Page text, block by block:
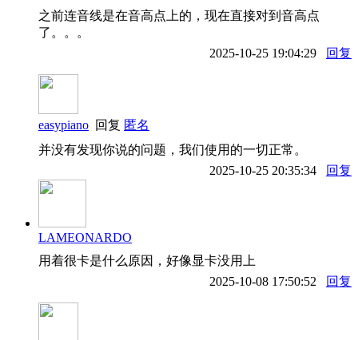
之前连音线是在音高点上的，现在直接对到音高点
了。。。
2025-10-25 19:04:29
回复
easypiano 回复 匿名
并没有发现你说的问题，我们使用的一切正常。
2025-10-25 20:35:34
回复
LAMEONARDO
用着很卡是什么原因，好像显卡没用上
2025-10-08 17:50:52
回复